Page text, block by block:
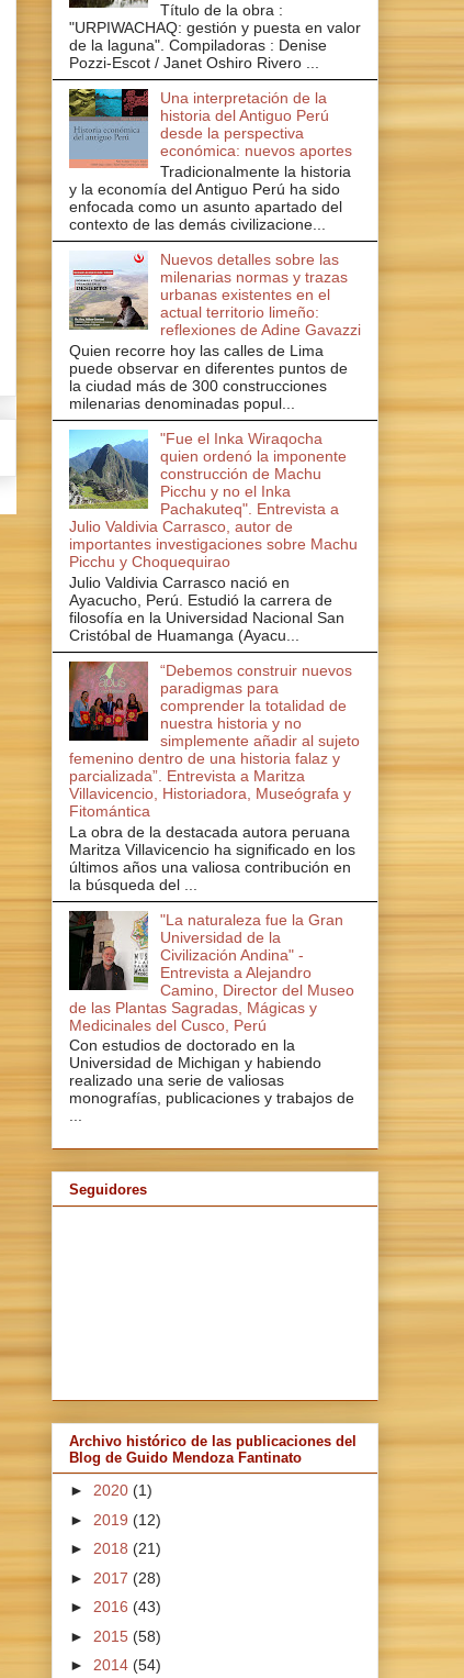
Título de la obra :
"URPIWACHAQ: gestión y puesta en valor
de la laguna". Compiladoras : Denise
Pozzi-Escot / Janet Oshiro Rivero ...
Una interpretación de la
historia del Antiguo Perú
desde la perspectiva
económica: nuevos aportes
Tradicionalmente la historia
y la economía del Antiguo Perú ha sido
enfocada como un asunto apartado del
contexto de las demás civilizacione...
Nuevos detalles sobre las
milenarias normas y trazas
urbanas existentes en el
actual territorio limeño:
reflexiones de Adine Gavazzi
Quien recorre hoy las calles de Lima
puede observar en diferentes puntos de
la ciudad más de 300 construcciones
milenarias denominadas popul...
"Fue el Inka Wiraqocha
quien ordenó la imponente
construcción de Machu
Picchu y no el Inka
Pachakuteq". Entrevista a
Julio Valdivia Carrasco, autor de
importantes investigaciones sobre Machu
Picchu y Choquequirao
Julio Valdivia Carrasco nació en
Ayacucho, Perú. Estudió la carrera de
filosofía en la Universidad Nacional San
Cristóbal de Huamanga (Ayacu...
“Debemos construir nuevos
paradigmas para
comprender la totalidad de
nuestra historia y no
simplemente añadir al sujeto
femenino dentro de una historia falaz y
parcializada”. Entrevista a Maritza
Villavicencio, Historiadora, Museógrafa y
Fitomántica
La obra de la destacada autora peruana
Maritza Villavicencio ha significado en los
últimos años una valiosa contribución en
la búsqueda del ...
"La naturaleza fue la Gran
Universidad de la
Civilización Andina" -
Entrevista a Alejandro
Camino, Director del Museo
de las Plantas Sagradas, Mágicas y
Medicinales del Cusco, Perú
Con estudios de doctorado en la
Universidad de Michigan y habiendo
realizado una serie de valiosas
monografías, publicaciones y trabajos de
...
Seguidores
Archivo histórico de las publicaciones del
Blog de Guido Mendoza Fantinato
► 2020 (1)
► 2019 (12)
► 2018 (21)
► 2017 (28)
► 2016 (43)
► 2015 (58)
► 2014 (54)